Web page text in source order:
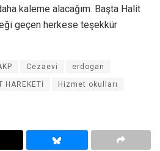
kaleme alacağım. Başta Halit
geçen herkese teşekkür
Cezaevi erdogan
HAREKETİ Hizmet okulları